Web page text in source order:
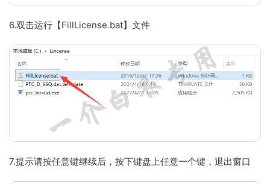
6.双击运行【FillLicense.bat】文件
7.提示请按任意键继续后，按下键盘上任意一个键，退出窗口